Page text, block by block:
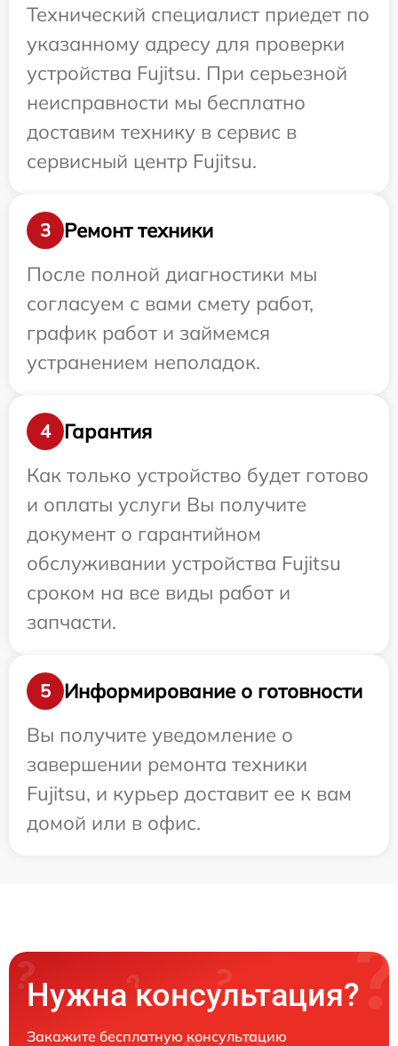
Технический специалист приедет по
указанному адресу для проверки
устройства Fujitsu. При серьезной
неисправности мы бесплатно
доставим технику в сервис в
сервисный центр Fujitsu.
3
Ремонт техники
После полной диагностики мы
согласуем с вами смету работ,
график работ и займемся
устранением неполадок.
4
Гарантия
Как только устройство будет готово
и оплаты услуги Вы получите
документ о гарантийном
обслуживании устройства Fujitsu
сроком на все виды работ и
запчасти.
5
Информирование о готовности
Вы получите уведомление о
завершении ремонта техники
Fujitsu, и курьер доставит ее к вам
домой или в офис.
Нужна консультация?
Закажите бесплатную консультацию